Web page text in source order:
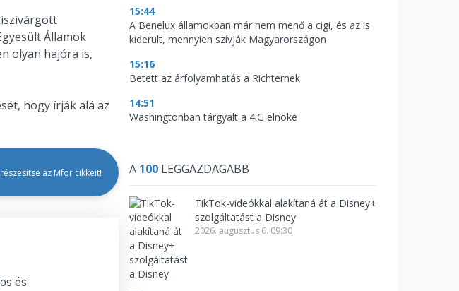
Államok
olyan hajóra is,
hogy írják alá az
az Mfor cikkeit!
és
15:44
A Benelux államokban már nem menő a cigi, és az is
kiderült, mennyien szívják Magyarországon
15:16
Betett az árfolyamhatás a Richternek
14:51
Washingtonban tárgyalt a 4iG elnöke
A 100 LEGGAZDAGABB
TikTok-videókkal alakítaná át a Disney+
szolgáltatást a Disney
2026. augusztus 6. 09:30